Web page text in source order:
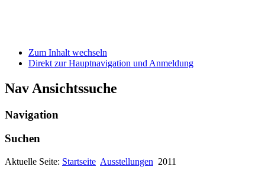
Zum Inhalt wechseln
Direkt zur Hauptnavigation und Anmeldung
Nav Ansichtssuche
Navigation
Suchen
Aktuelle Seite: Startseite Ausstellungen 2011